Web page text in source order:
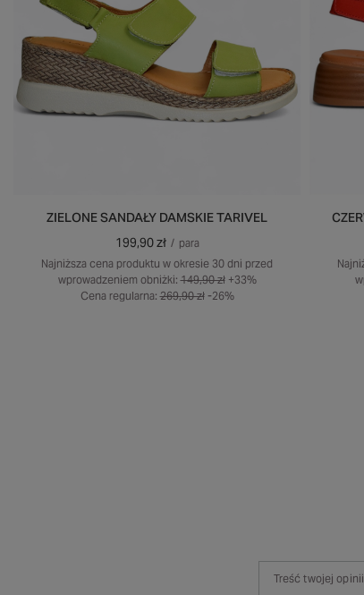
ZIELONE SANDAŁY DAMSKIE TARIVEL
199,90 zł / para
Najniższa cena produktu w okresie 30 dni przed
wprowadzeniem obniżki:149,90 zł +33%
Cena regularna:269,90 zł -26%
Treść twojej opinii